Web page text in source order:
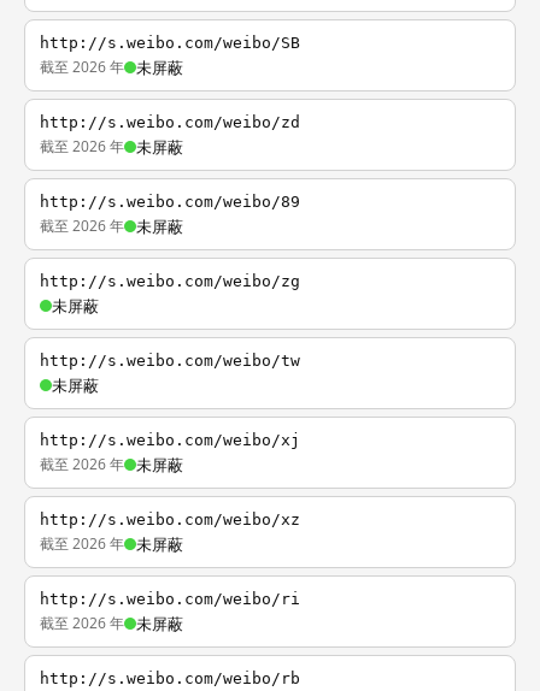
http://s.weibo.com/weibo/SB
截至 2026 年 未屏蔽
http://s.weibo.com/weibo/zd
截至 2026 年 未屏蔽
http://s.weibo.com/weibo/89
截至 2026 年 未屏蔽
http://s.weibo.com/weibo/zg
未屏蔽
http://s.weibo.com/weibo/tw
未屏蔽
http://s.weibo.com/weibo/xj
截至 2026 年 未屏蔽
http://s.weibo.com/weibo/xz
截至 2026 年 未屏蔽
http://s.weibo.com/weibo/ri
截至 2026 年 未屏蔽
http://s.weibo.com/weibo/rb